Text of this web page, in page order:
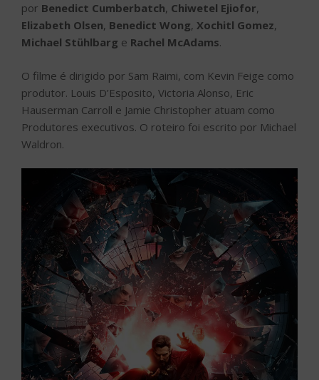
por Benedict Cumberbatch, Chiwetel Ejiofor,
Elizabeth Olsen, Benedict Wong, Xochitl Gomez,
Michael Stühlbarg e Rachel McAdams.
O filme é dirigido por Sam Raimi, com Kevin Feige como
produtor. Louis D’Esposito, Victoria Alonso, Eric
Hauserman Carroll e Jamie Christopher atuam como
Produtores executivos. O roteiro foi escrito por Michael
Waldron.